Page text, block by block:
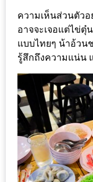
กับ
แผนที่
ร้าน
หมู
กระทะ
ทั่ว
เชียงใหม่
งบ
ไม่
บาน
ปลาย
ความเห็นส่วนตัว
อาจจะเจอแต่ไข่
แบบไทยๆ น้าอ้วน
รู้สึกถึงความแน่น